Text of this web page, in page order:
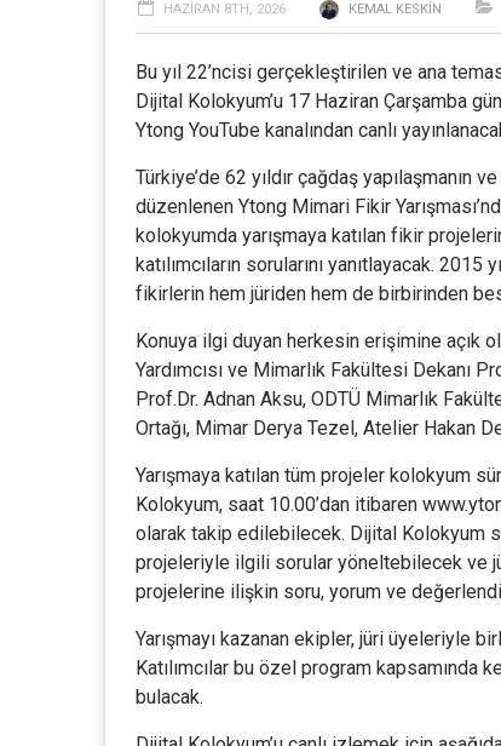
HAZIRAN 8TH, 2026 KEMAL KESKIN
Bu yıl 22’ncisi gerçekleştirilen ve ana
Dijital Kolokyum’u 17 Haziran Çarşamba
Ytong YouTube kanalından canlı
Türkiye’de 62 yıldır çağdaş yapılaşmanın
düzenlenen Ytong Mimari Fikir
kolokyumda yarışmaya katılan fikir
katılımcıların sorularını yanıtlayacak.
fikirlerin hem jüriden hem de birbirinden
Konuya ilgi duyan herkesin erişimine açık
Yardımcısı ve Mimarlık Fakültesi Dekanı
Prof.Dr. Adnan Aksu, ODTÜ Mimarlık
Ortağı, Mimar Derya Tezel, Atelier Hakan
Yarışmaya katılan tüm projeler kolokyum
Kolokyum, saat 10.00’dan itibaren
olarak takip edilebilecek. Dijital Kolokyum
projeleriyle ilgili sorular yöneltebilecek ve
projelerine ilişkin soru, yorum ve
Yarışmayı kazanan ekipler, jüri üyeleriyle
Katılımcılar bu özel program kapsamında
bulacak.